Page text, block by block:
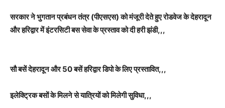
सरकार ने भुगतान प्रबंधन तंत्र (पीएसएस) को मंजूरी देते हुए रोडवेज के देहरादून
और हरिद्वार में इंटरसिटी बस सेवा के प्रस्ताव को दी हरी झंडी,,,
सौ बसें देहरादून और 50 बसें हरिद्वार डिपो के लिए प्रस्तावित,,,
इलेक्ट्रिक बसों के मिलने से यात्रियों को मिलेगी सुविधा,,,